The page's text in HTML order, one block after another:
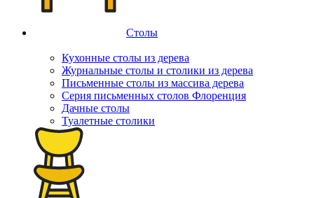
Столы
Кухонные столы из дерева
Журнальные столы и столики из дерева
Письменные столы из массива дерева
Серия письменных столов Флоренция
Дачные столы
Туалетные столики